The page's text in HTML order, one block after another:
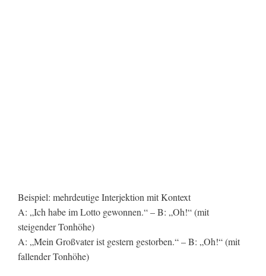
Beispiel: mehrdeutige Interjektion mit Kontext
A: „Ich habe im Lotto gewonnen.“ – B: „Oh!“ (mit
steigender Tonhöhe)
A: „Mein Großvater ist gestern gestorben.“ – B: „Oh!“ (mit
fallender Tonhöhe)